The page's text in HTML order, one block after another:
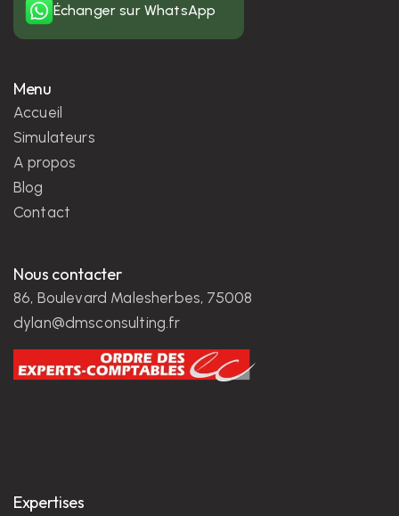
Échanger sur WhatsApp
Menu
Accueil
Simulateurs
A propos
Blog
Contact
Nous contacter
86, Boulevard Malesherbes, 75008
dylan@dmsconsulting.fr
Expertises